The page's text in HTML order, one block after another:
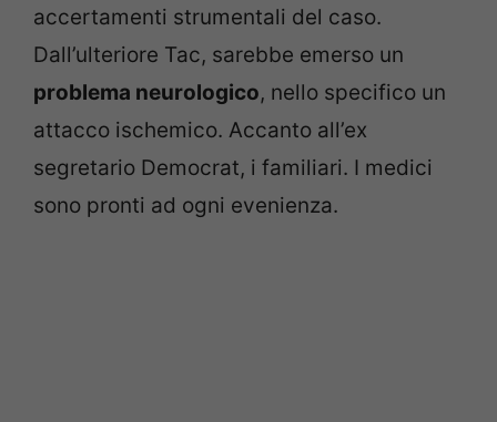
accertamenti strumentali del caso.
Dall’ulteriore Tac, sarebbe emerso un
problema neurologico, nello specifico un
attacco ischemico. Accanto all’ex
segretario Democrat, i familiari. I medici
sono pronti ad ogni evenienza.